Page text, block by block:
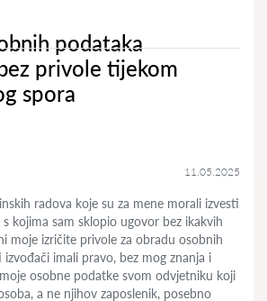
podataka
privole tijekom
spora
11.05.2025
radova koje su za mene morali izvesti
kojima sam sklopio ugovor bez ikakvih
moje izričite privole za obradu osobnih
imali pravo, bez mog znanja i
osobne podatke svom odvjetniku koji
a ne njihov zaposlenik, posebno